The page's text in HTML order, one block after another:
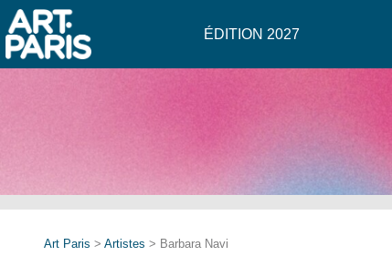
ÉDITION 2027
Art Paris > Artistes > Barbara Navi